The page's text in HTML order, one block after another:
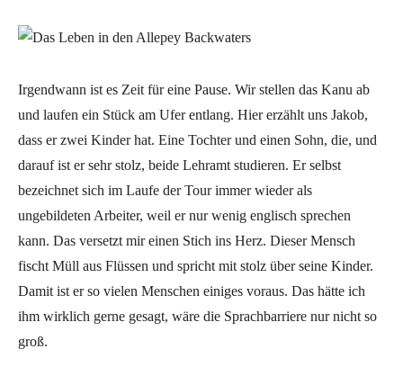
Irgendwann ist es Zeit für eine Pause. Wir stellen das Kanu ab
und laufen ein Stück am Ufer entlang. Hier erzählt uns Jakob,
dass er zwei Kinder hat. Eine Tochter und einen Sohn, die, und
darauf ist er sehr stolz, beide Lehramt studieren. Er selbst
bezeichnet sich im Laufe der Tour immer wieder als
ungebildeten Arbeiter, weil er nur wenig englisch sprechen
kann. Das versetzt mir einen Stich ins Herz. Dieser Mensch
fischt Müll aus Flüssen und spricht mit stolz über seine Kinder.
Damit ist er so vielen Menschen einiges voraus. Das hätte ich
ihm wirklich gerne gesagt, wäre die Sprachbarriere nur nicht so
groß.